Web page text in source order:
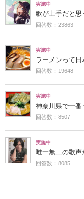
実施中
歌が上手だと思
回答数：23863
実施中
ラーメンって日
回答数：19648
実施中
神奈川県で一番
回答数：8507
実施中
唯一無二の歌声
回答数：8085